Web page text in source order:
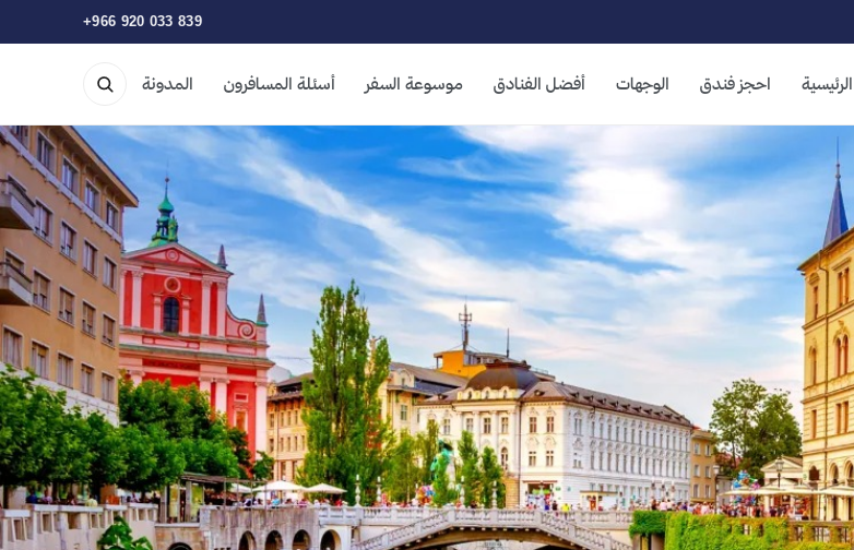
+966 920 033 839
الرئيسية احجز فندق الوجهات أفضل الفنادق موسوعة السفر أسئلة المسافرون المدونة